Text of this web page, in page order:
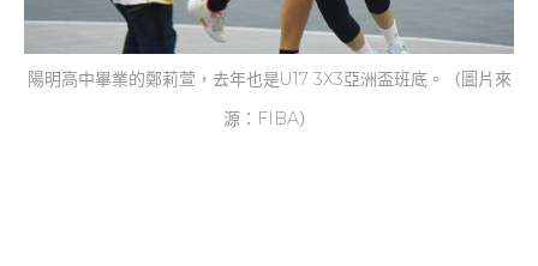
陽明高中畢業的鄭莉萱，去年也是U17 3X3亞洲盃班底。（圖片來
源：FIBA）